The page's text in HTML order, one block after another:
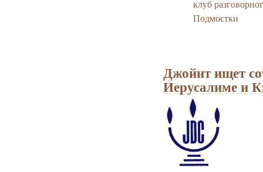
клуб
Подмостки
Джойнт ищет
Иерусалиме и